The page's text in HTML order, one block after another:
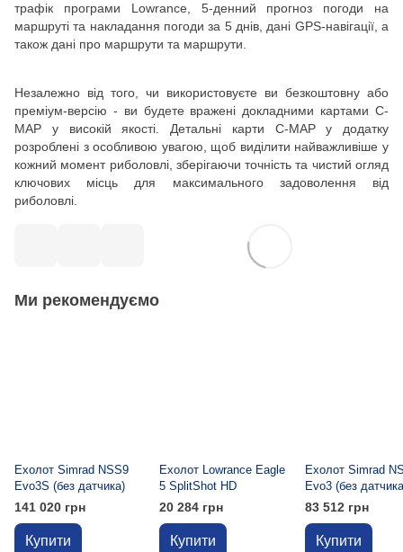
трафік програми Lowrance, 5-денний прогноз погоди на
маршруті та накладання погоди за 5 днів, дані GPS-навігації, а
також дані про маршрути та маршрути.
Незалежно від того, чи використовуєте ви безкоштовну або
преміум-версію - ви будете вражені докладними картами C-
MAP у високій якості. Детальні карти C-MAP у додатку
розроблені з особливою увагою, щоб виділити найважливіше у
кожний момент риболовлі, зберігаючи точність та чистий огляд
ключових місць для максимального задоволення від
риболовлі.
Ми рекомендуємо
Ехолот Simrad NSS9
Evo3S (без датчика)
141 020 грн
Купити
Ехолот Lowrance Eagle
5 SplitShot HD
20 284 грн
Купити
Ехолот Simrad
Evo3 (без
83 512 грн
Купити